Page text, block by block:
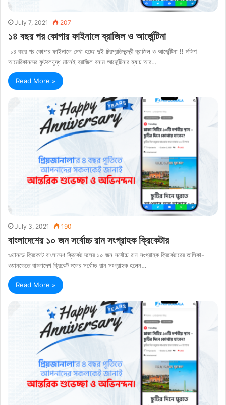
July 7, 2021 207
১৪ বছর পর কোপার ফাইনালে ব্রাজিল ও আর্জেন্টিনা
১৪ বছর পর কোপার ফাইনালে দেখা হচ্ছে দুই চিরপ্রতিদ্বন্দ্বী ব্রাজিল ও আর্জেন্টিনা !! দক্ষিণ
আমেরিকানদের ফুটবলযুদ্ধ মানেই ব্রাজিল বনাম আর্জেন্টিনার ম্যাচ আর…
Read More »
July 3, 2021 190
বাংলাদেশের ১০ জন সর্বোচ্চ রান সংগ্রাহক ক্রিকেটার
ওয়ানডে ক্রিকেটে বাংলাদেশ ক্রিকেট দলের ১০ জন সর্বোচ্চ রান সংগ্রাহক ক্রিকেটারের তালিকা-
ওয়ানডেতে বাংলাদেশ ক্রিকেট দলের সর্বোচ্চ রান সংগ্রাহক হলেন…
Read More »